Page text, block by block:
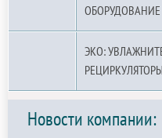
ОБОРУДОВАНИЕ
ЭКО:
Новости компании: